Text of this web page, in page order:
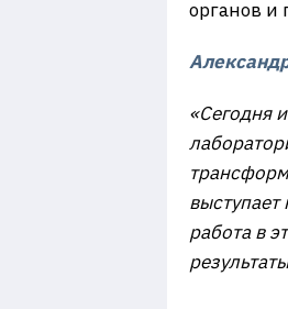
органов и
«Сегодня
работа в
результаты